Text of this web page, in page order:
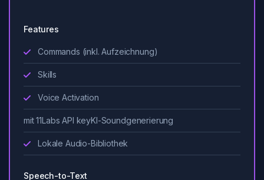
Features
Commands (inkl. Aufzeichnung)
Skills
Voice Activation
mit 11Labs API keyKI-Soundgenerierung
Lokale Audio-Bibliothek
Speech-to-Text